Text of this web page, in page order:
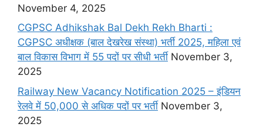
November 4, 2025
CGPSC Adhikshak Bal Dekh Rekh Bharti :
CGPSC अधीक्षक (बाल देखरेख संस्था) भर्ती 2025, महिला एवं
बाल विकास विभाग में 55 पदों पर सीधी भर्ती November 3,
2025
Railway New Vacancy Notification 2025 – इंडियन
रेलवे में 50,000 से अधिक पदों पर भर्ती November 3,
2025